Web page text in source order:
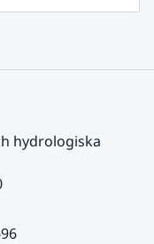
hydrologiska